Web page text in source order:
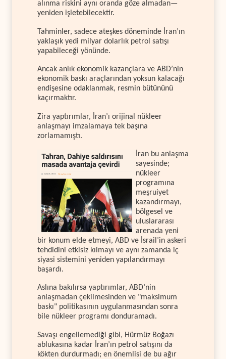
alınma riskini aynı oranda göze almadan—
yeniden işletebilecektir.
Tahminler, sadece ateşkes döneminde İran’ın
yaklaşık yedi milyar dolarlık petrol satışı
yapabileceği yönünde.
Ancak anlık ekonomik kazançlara ve ABD’nin
ekonomik baskı araçlarından yoksun kalacağı
endişesine odaklanmak, resmin bütününü
kaçırmaktır.
Zira yaptırımlar, İran’ı orijinal nükleer
anlaşmayı imzalamaya tek başına
zorlamamıştı.
İran bu anlaşma
sayesinde;
nükleer
programına
meşruiyet
kazandırmayı,
bölgesel ve
uluslararası
arenada yeni
bir konum elde etmeyi, ABD ve İsrail’in askeri
tehdidini etkisiz kılmayı ve aynı zamanda iç
siyasi sistemini yeniden yapılandırmayı
başardı.
Aslına bakılırsa yaptırımlar, ABD’nin
anlaşmadan çekilmesinden ve "maksimum
baskı" politikasının uygulanmasından sonra
bile nükleer programı donduramadı.
Savaşı engellemediği gibi, Hürmüz Boğazı
ablukasına kadar İran’ın petrol satışını da
kökten durdurmadı; en önemlisi de bu ağır